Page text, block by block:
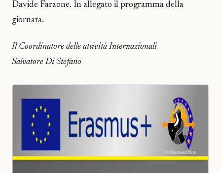
Davide Faraone. In allegato il programma della
giornata.
Il Coordinatore delle attività Internazionali
Salvatore Di Stefano